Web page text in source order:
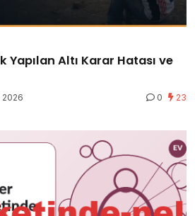
Yapılan Altı Karar Hatası ve
2026 0 23